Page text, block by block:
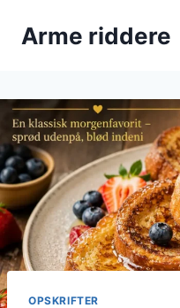
Arme riddere
OPSKRIFTER